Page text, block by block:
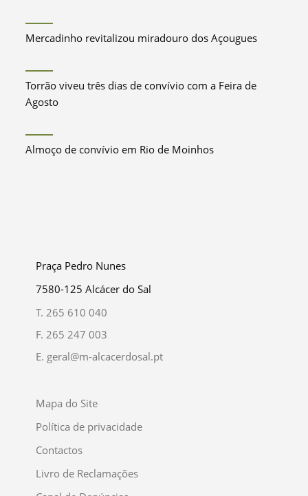
Mercadinho revitalizou miradouro dos Açougues
Torrão viveu três dias de convívio com a Feira de
Agosto
Almoço de convívio em Rio de Moinhos
Praça Pedro Nunes
7580-125 Alcácer do Sal
T. 265 610 040
F. 265 247 003
E. geral@m-alcacerdosal.pt
Mapa do Site
Política de privacidade
Contactos
Livro de Reclamações